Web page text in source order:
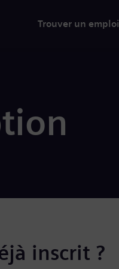
Trouver un emploi
inscrit ?